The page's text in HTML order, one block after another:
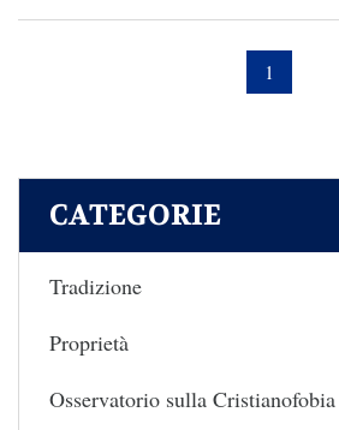
1
CATEGORIE
Tradizione
Proprietà
Osservatorio sulla Cristianofobia